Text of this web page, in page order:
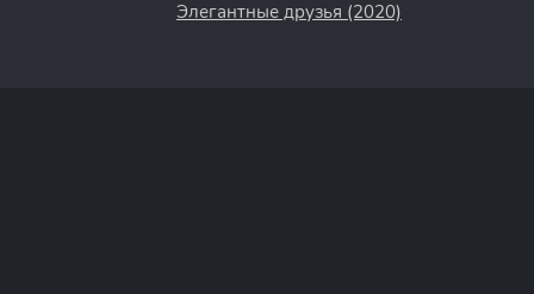
Элегантные друзья (2020)